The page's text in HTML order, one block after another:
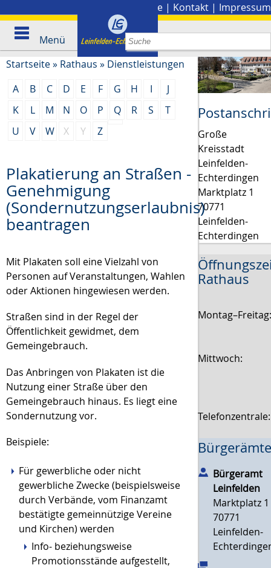
Presse | Kontakt | Impressum
Menü
Startseite» Rathaus » Dienstleistungen
A
B C D E F G H I
J
K
L M N O P Q R S
T
U
V W X Y Z
Plakatierung an Straßen -
Genehmigung
(Sondernutzungserlaubnis)
beantragen
Mit Plakaten soll eine Vielzahl von
Personen auf Veranstaltungen, Wahlen
oder Aktionen hingewiesen werden.
Straßen sind in der Regel der
Öffentlichkeit gewidmet, dem
Gemeingebrauch.
Das Anbringen von Plakaten ist die
Nutzung einer Straße über den
Gemeingebrauch hinaus. Es liegt eine
Sondernutzung vor.
Beispiele:
Für gewerbliche oder nicht
gewerbliche Zwecke (beispielsweise
durch Verbände, vom Finanzamt
bestätigte gemeinnützige Vereine
und Kirchen) werden
Info- beziehungsweise
Promotionsstände aufgestellt,
Große
Kreisstadt
Leinfelden-
Echterdingen
Marktplatz 1
70771
Leinfelden-
Echterdingen
Rathaus
Mittwoch:
Bürgeramt
Leinfelden
Marktplatz 1
70771
Leinfelden-